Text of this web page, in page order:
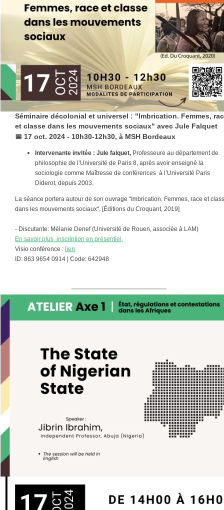
Séminaire décolonial et universel : "Imbrication. Femmes,
et classe dans les mouvements sociaux" avec Jule Falquet
📅 17 oct. 2024 - 10h30-12h30, à MSH Bordeaux
Intervenante invitée : Jule falquet, Professeure au département de
philosophie de l’Université de Paris 8, après avoir enseigné la
sociologie comme Maîtresse de conférences à l’Université Paris
Diderot, depuis 2003.
La séance portera autour de son ouvrage "Imbrication. Femmes, race et
dans les mouvements sociaux". [Éditions du Croquant, 2019]
- Discutante: Mélanie Denef (Université de Rouen, associée à LAM)
En savoir plus, inscription en présentiel,
Visio conférence : lien
ID: 863 9654 0914 | Code: 642948